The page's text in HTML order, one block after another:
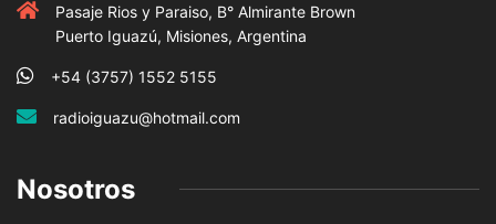
Pasaje Rios y Paraiso, B° Almirante Brown
Puerto Iguazú, Misiones, Argentina
+54 (3757) 1552 5155
radioiguazu@hotmail.com
Nosotros